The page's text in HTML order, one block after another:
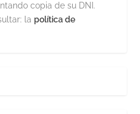
copia de su DNI.
la política de